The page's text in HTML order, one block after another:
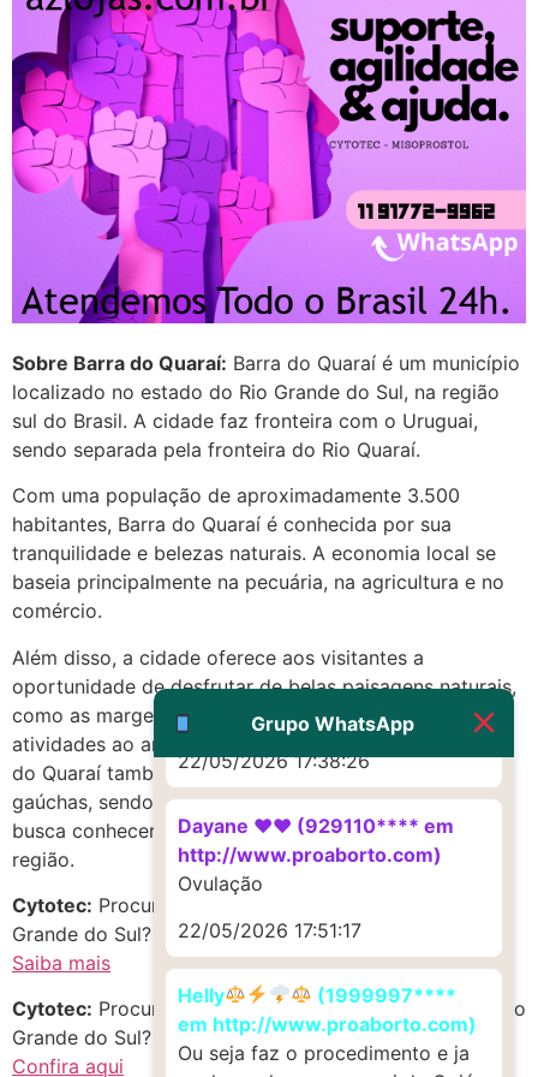
Sobre Barra do Quaraí: Barra do Quaraí é um município
localizado no estado do Rio Grande do Sul, na região
sul do Brasil. A cidade faz fronteira com o Uruguai,
sendo separada pela fronteira do Rio Quaraí.
Com uma população de aproximadamente 3.500
habitantes, Barra do Quaraí é conhecida por sua
tranquilidade e belezas naturais. A economia local se
baseia principalmente na pecuária, na agricultura e no
comércio.
Além disso, a cidade oferece aos visitantes a
oportunidade de desfrutar de belas paisagens naturais,
como as margens do Rio Quaraí, e de praticar
atividades ao ar livre, como pesca e caminhadas. Barra
do Quaraí também preserva sua cultura e tradições
gaúchas, sendo um destino interessante para quem
busca conhecer mais sobre a história e a cultura da
região.
Cytotec: Procurando Abortivo em Barra do Quaraí, Rio
Grande do Sul? Confira as melhores opções!
Saiba mais
Cytotec: Procurando m.i.s.o.p.r.o.s.t.o.l no estado de Rio
Grande do Sul? Descubra oportunidades incríveis!
Confira aqui
Grupo WhatsApp
transparente, se é normal ?
22/05/2026 17:10:05
(879121**** em
http://www.proaborto.com)
Deve ser normal
22/05/2026 17:19:15
(879121**** em
http://www.proaborto.com)
22/05/2026 17:19:16
(879121**** em
http://www.proaborto.com)
Deve ser um corrimento normal
mesmo
22/05/2026 17:19:47
G (1199866**** em
http://www.proaborto.com)
Muito obrigadaaaaa
22/05/2026 17:38:26
Dayane ♥️♥️ (929110**** em
http://www.proaborto.com)
Ovulação
22/05/2026 17:51:17
Helly
(1999997****
em http://www.proaborto.com)
Ou seja faz o procedimento e ja